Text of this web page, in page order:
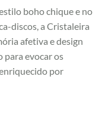
boho chique e no
discos, a Cristaleira
afetiva e design
para evocar os
por